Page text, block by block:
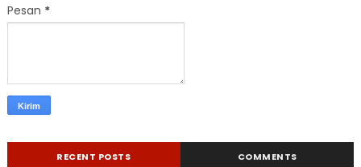
Pesan *
RECENT POSTS COMMENTS